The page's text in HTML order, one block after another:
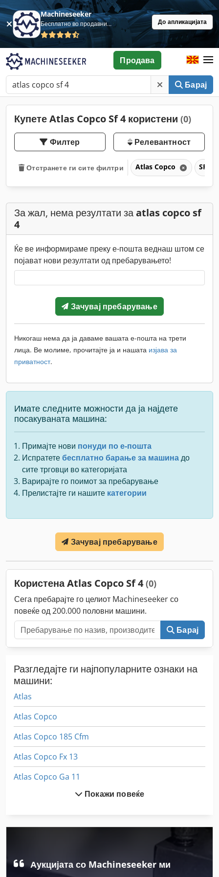
Machineseeker
Бесплатно во продавница До апликацијата
Барај
Продава
Купете Atlas Copco Sf 4 користени (0)
Филтер Релевантност
Отстранете ги сите филтри Atlas Copco SF 4
За жал, нема резултати заatlas copco sf
4
Ќе ве информираме преку е-пошта веднаш штом се
појават нови резултати од пребарувањето!
Зачувај пребарување
Никогаш нема да ја даваме вашата е-пошта на трети
лица. Ве молиме, прочитајте ја и нашата изјава за
приватност.
Имате следните можности да ја најдете
посакуваната машина:
Примајте нови понуди по е-пошта
Испратетебесплатно барање за машинадо
сите трговци во категоријата
Варирајте го поимот за пребарување
Прелистајте ги нашите категории
Зачувај пребарување
Користена Atlas Copco Sf 4 (0)
Сега пребарајте го целиот Machineseeker со
повеќе од 200.000 половни машини.
Барај
Разгледајте ги најпопуларните ознаки на
машини:
Atlas
Atlas Copco
Atlas Copco 185 Cfm
Atlas Copco Fx 13
Atlas Copco Ga 11
Atlas Copco Ga 11 Vsd
Atlas Copco Ga 15
Покажи повеќе
Аукцијата со Machineseeker ми